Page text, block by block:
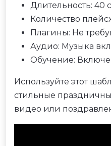
Длительность: 40
Количество
Плагины: Не
Аудио: Музыка
Обучение:
Используйте этот
стильные
видео или